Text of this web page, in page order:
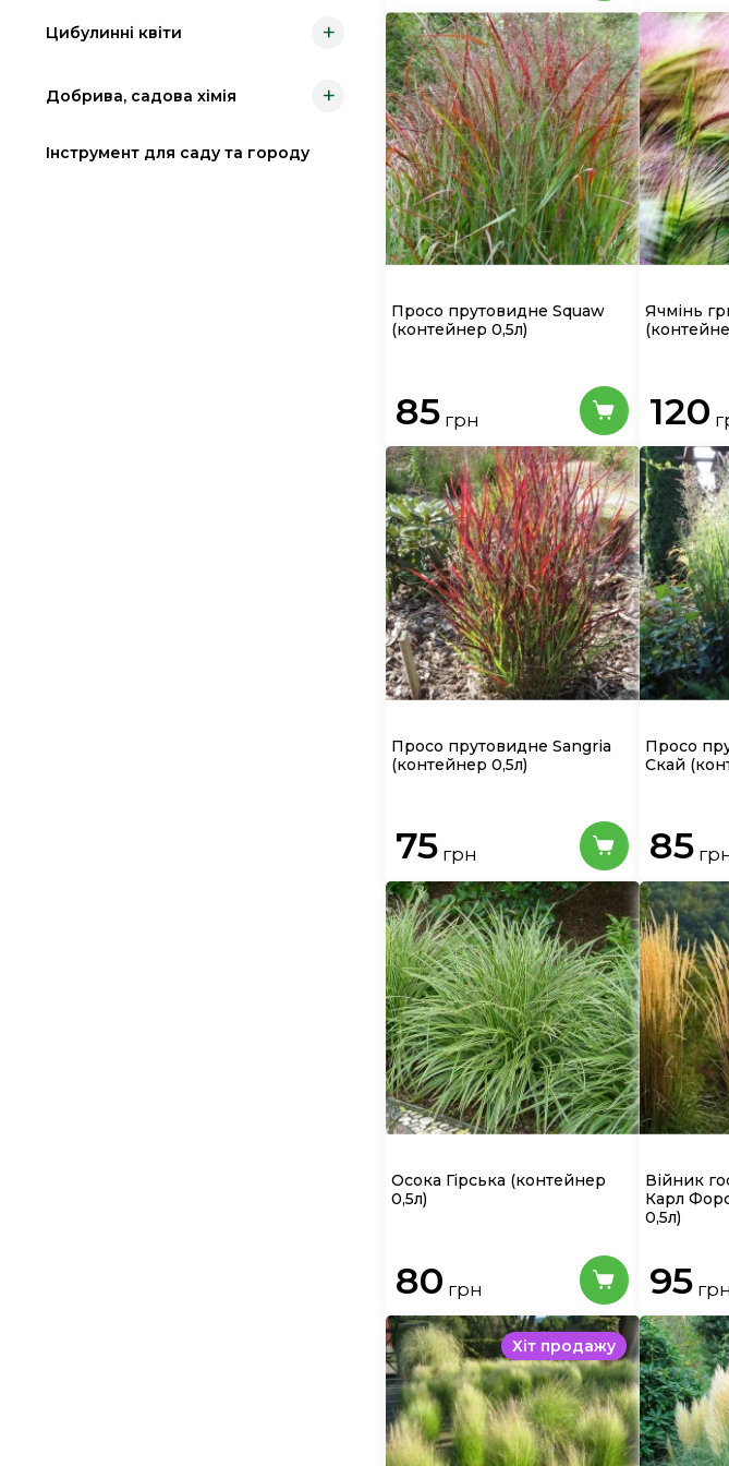
Цибулинні квіти +
Добрива, садова хімія +
Інструмент для саду та городу
Просо прутовидне Squaw
(контейнер 0,5л)
85 грн
Ячмінь
120
Просо прутовидне Sangria
(контейнер 0,5л)
75 грн
Просо
Скай
85
Осока Гірська (контейнер
0,5л)
80 грн
Війник
Карл
0,5л)
95 грн
Хіт продажу